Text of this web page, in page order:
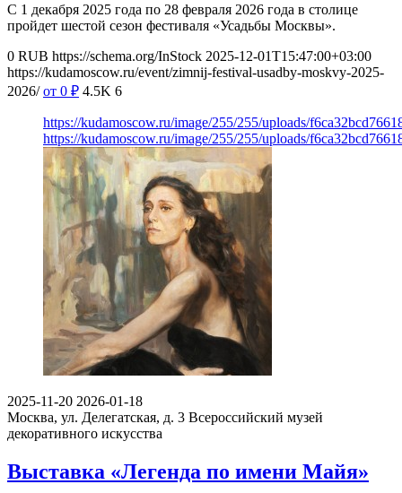
С 1 декабря 2025 года по 28 февраля 2026 года в столице
пройдет шестой сезон фестиваля «Усадьбы Москвы».
0 RUB https://schema.org/InStock 2025-12-01T15:47:00+03:00
https://kudamoscow.ru/event/zimnij-festival-usadby-moskvy-2025-
2026/ от 0 ₽ 4.5K 6
https://kudamoscow.ru/image/255/255/uploads/
https://kudamoscow.ru/image/255/255/uploads/
2025-11-20 2026-01-18
Москва, ул. Делегатская, д. 3 Всероссийский музей
декоративного искусства
Выставка «Легенда по имени Майя»